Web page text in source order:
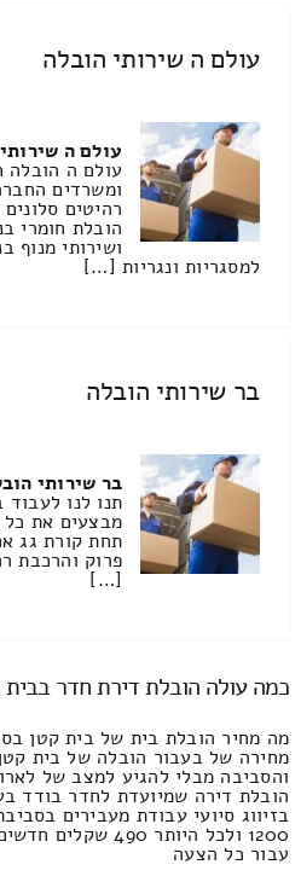
עולם ה שירותי הובלה
עולם ה
עולם ה הובלה
ומשרדים
רהיטים
הובלת חומרי
ושירותי מנוף
למסגריות ונגריות […]
בר שירותי הובלה
בר שירותי
תנו לנו
מבצעים את כל
תחת קורת גג
פרוק והרכבת
[…]
כמה עולה הובלת דירת חדר בבית
מה מחיר הובלת בית של בית קטן
מחירה של בעבור הובלה של בית
והסביבה מבלי להגיע למצב של
הובלת דירה שמיועדת לחדר בודד
בזיווג סיועי עבודת מעבירים
1200 ולכל היותר
עבור כל הצעה